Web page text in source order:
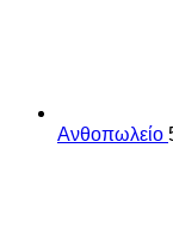
Ανθοπωλείο